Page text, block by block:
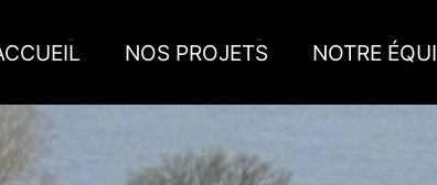
NOS PROJETS NOTRE